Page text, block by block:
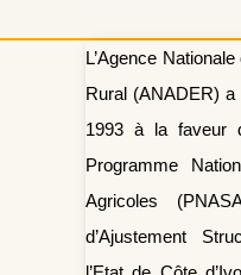
L’Agence
Rural (ANADER)
1993 à la
Programme
Agricoles
d’Ajustement